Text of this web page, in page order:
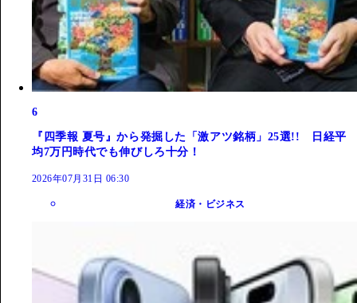
6
『四季報 夏号』から発掘した「激アツ銘柄」25選!! 日経平
均7万円時代でも伸びしろ十分！
2026年07月31日 06:30
経済・ビジネス